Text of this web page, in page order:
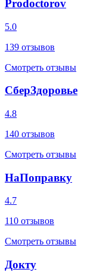
Prodoctorov
5.0
139 отзывов
Смотреть отзывы
СберЗдоровье
4.8
140 отзывов
Смотреть отзывы
НаПоправку
4.7
110 отзывов
Смотреть отзывы
Докту